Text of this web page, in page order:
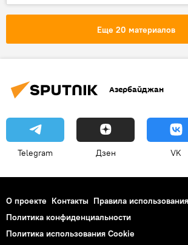
Новости мира
Еще 20 материалов
Азербайджан
Telegram Дзен VK
О проекте Контакты Правила использования
Политика конфиденциальности
Политика использования Cookie